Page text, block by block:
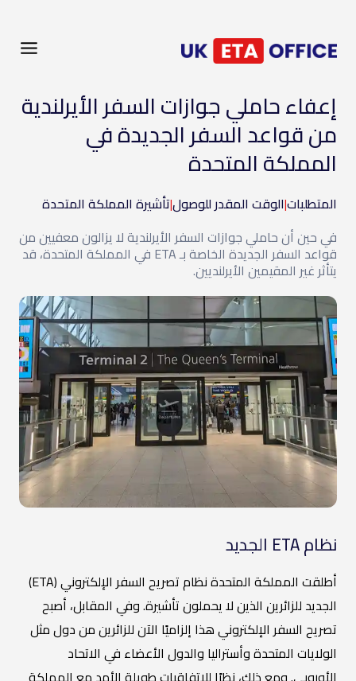
إعفاء حاملي جوازات السفر الأيرلندية
من قواعد السفر الجديدة في
المملكة المتحدة
المتطلبات|الوقت المقدر للوصول|تأشيرة المملكة المتحدة
في حين أن حاملي جوازات السفر الأيرلندية لا يزالون معفيين من
قواعد السفر الجديدة الخاصة بـ ETA في المملكة المتحدة، قد
يتأثر غير المقيمين الأيرلنديين.
نظام ETA الجديد
أطلقت المملكة المتحدة نظام تصريح السفر الإلكتروني (ETA)
الجديد للزائرين الذين لا يحملون تأشيرة. وفي المقابل، أصبح
تصريح السفر الإلكتروني هذا إلزاميًا الآن للزائرين من دول مثل
الولايات المتحدة وأستراليا والدول الأعضاء في الاتحاد